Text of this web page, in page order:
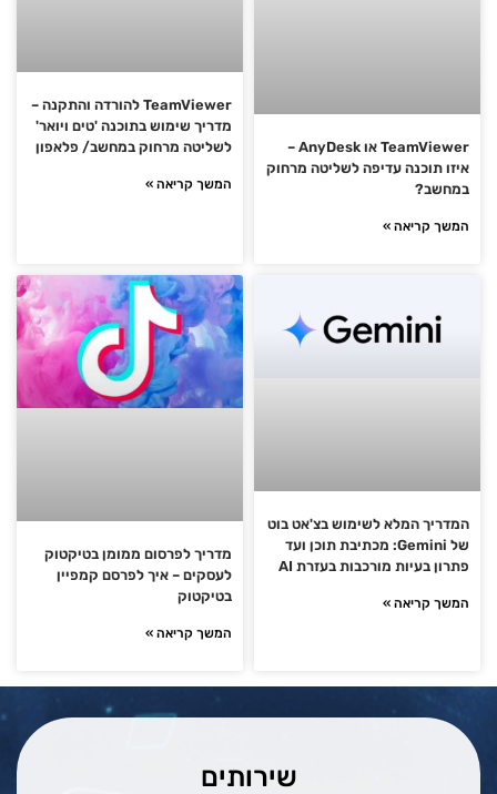
TeamViewer או AnyDesk –
איזו תוכנה עדיפה לשליטה מרחוק
במחשב?
המשך קריאה »
TeamViewer להורדה והתקנה –
מדריך שימוש בתוכנה 'טים ויואר'
לשליטה מרחוק במחשב/ פלאפון
המשך קריאה »
המדריך המלא לשימוש בצ'אט בוט
של Gemini: מכתיבת תוכן ועד
פתרון בעיות מורכבות בעזרת AI
המשך קריאה »
מדריך לפרסום ממומן בטיקטוק
לעסקים – איך לפרסם קמפיין
בטיקטוק
המשך קריאה »
שירותים